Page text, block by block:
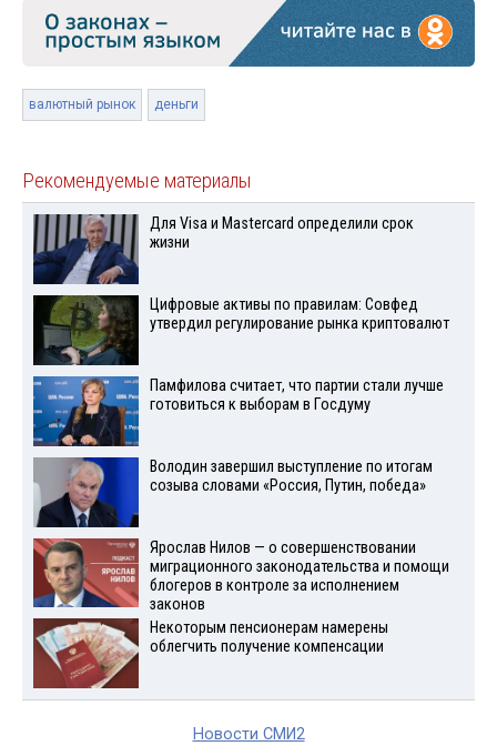
валютный рынок деньги
Рекомендуемые материалы
Для Visа и Mastercard определили срок
жизни
Цифровые активы по правилам: Совфед
утвердил регулирование рынка криптовалют
Памфилова считает, что партии стали лучше
готовиться к выборам в Госдуму
Володин завершил выступление по итогам
созыва словами «Россия, Путин, победа»
Ярослав Нилов — о совершенствовании
миграционного законодательства и помощи
блогеров в контроле за исполнением
законов
Некоторым пенсионерам намерены
облегчить получение компенсации
Новости СМИ2